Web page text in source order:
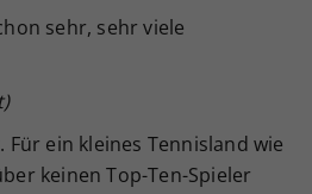
sehr, sehr viele
ein kleines Tennisland wie
keinen Top-Ten-Spieler